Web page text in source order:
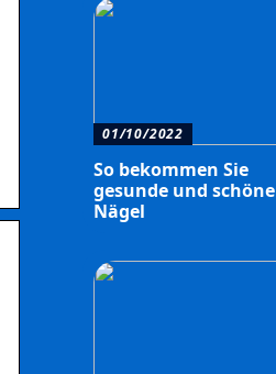
01/10/2022
So bekommen Sie
gesunde und schöne
Nägel